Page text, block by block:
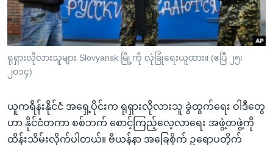
စာမျက်နှာ
သို့
ကျော်
ကြည့်
ရန်
နေရာ
သို့
ဗွီအိုအေ လူမှုကွန်ယက်များ
ရုရှားလိုလားသူများ Slovyansk မြို့ကို လုံခြုံရေးယူထား။ (ဧပြီ ၂၅၊
၂၀၁၄)
ယူကရိန်းနိုင်ငံ အရှေ့ပိုင်းက ရုရှားလိုလားသူ ခွဲထွက်ရေး ဝါဒီတွေ
ဟာ နိုင်ငံတကာ စစ်ဘက် စောင့်ကြည့်လေ့လာရေး အဖွဲ့တဖွဲ့ကို
ထိန်းသိမ်းလိုက်ပါတယ်။ ဗီယန်နာ အခြေစိုက် ဥရောပတိုက်